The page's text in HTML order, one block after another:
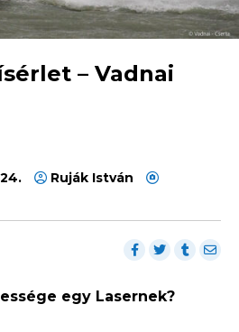
– Vadnai
Ruják István
egy Lasernek?